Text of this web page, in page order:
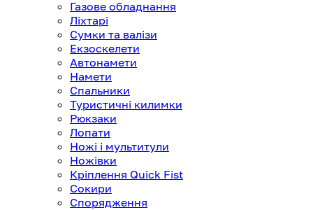
Газове обладнання
Ліхтарі
Сумки та валізи
Екзоскелети
Автонамети
Намети
Спальники
Туристичні килимки
Рюкзаки
Лопати
Ножі і мультитули
Ножівки
Кріплення Quick Fist
Сокири
Спорядження